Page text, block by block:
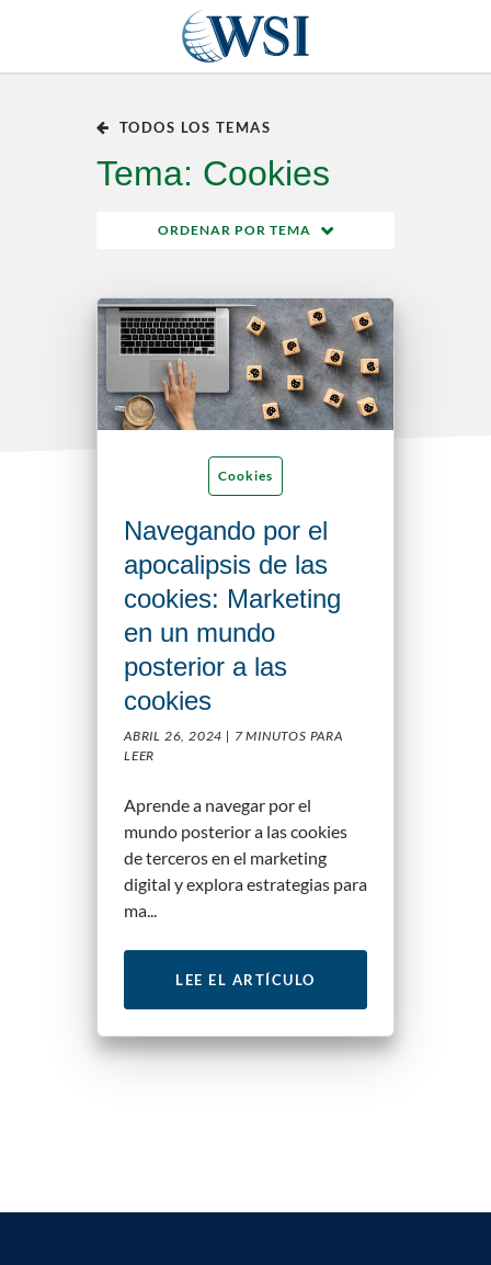
TODOS LOS TEMAS
Tema: Cookies
ORDENAR POR TEMA
Cookies
Navegando por el
apocalipsis de las
cookies: Marketing
en un mundo
posterior a las
cookies
ABRIL 26, 2024 | 7 MINUTOS PARA
LEER
Aprende a navegar por el
mundo posterior a las cookies
de terceros en el marketing
digital y explora estrategias para
ma...
LEE EL ARTÍCULO